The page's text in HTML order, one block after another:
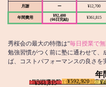
月謝 ー ¥12,700
年間費用
¥92,400
(66日完結)
¥361,815
秀桜会の最大の特徴は“毎日授業で
勉強習慣がつく前に塾に通わせて
ば、コストパフォーマンスの良さを
年
I個別指導学院
¥361,815 T個別指導学院
¥592,920 家庭